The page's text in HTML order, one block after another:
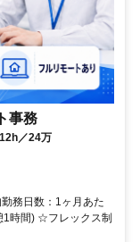
事務
／24万
務日数：1ヶ月あた
1時間) ☆フレックス制